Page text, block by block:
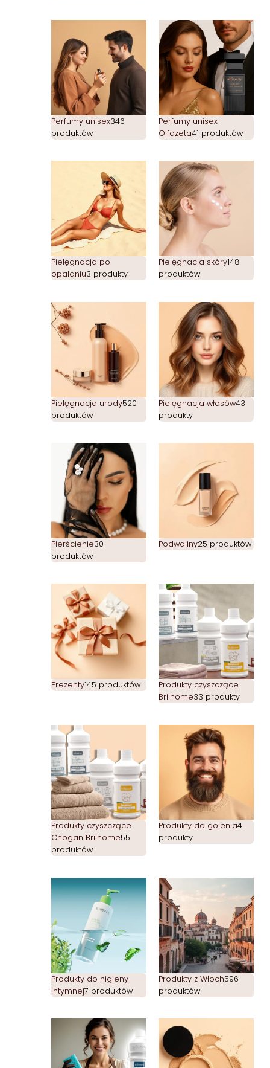
Perfumy unisex346
produktów
Perfumy unisex
Olfazeta41 produktów
Pielęgnacja po
opalaniu3 produkty
Pielęgnacja skóry148
produktów
Pielęgnacja urody520
produktów
Pielęgnacja włosów43
produkty
Pierścienie30
produktów
Podwaliny25 produktów
Prezenty145 produktów
Produkty czyszczące
Brilhome33 produkty
Produkty czyszczące
Chogan Brilhome55
produktów
Produkty do golenia4
produkty
Produkty do higieny
intymnej7 produktów
Produkty z Włoch596
produktów